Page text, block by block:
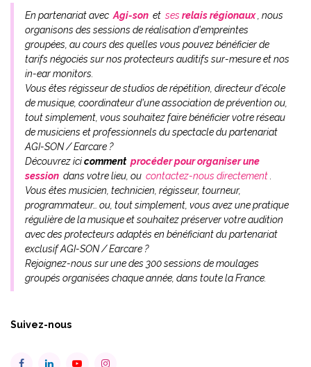
En partenariat avec Agi-son et ses relais régionaux , nous
organisons des sessions de réalisation d'empreintes
groupées, au cours des quelles vous pouvez bénéficier de
tarifs négociés sur nos protecteurs auditifs sur-mesure et nos
in-ear monitors.
Vous êtes régisseur de studios de répétition, directeur d'école
de musique, coordinateur d'une association de prévention ou,
tout simplement, vous souhaitez faire bénéficier votre réseau
de musiciens et professionnels du spectacle du partenariat
AGI-SON / Earcare ?
Découvrez icicomment procéder pour organiser une
session dans votre lieu, ou contactez-nous directement
Vous êtes musicien, technicien, régisseur, tourneur,
programmateur… ou, tout simplement, vous avez une pratique
régulière de la musique et souhaitez préserver votre audition
avec des protecteurs adaptés en bénéficiant du partenariat
exclusif AGI-SON / Earcare ?
Rejoignez-nous sur une des 300 sessions de moulages
groupés organisées chaque année, dans toute la France.
Suivez-nous